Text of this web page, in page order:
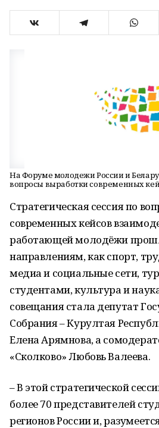
На Форуме молодежи России и
вопросы выработки современных
Стратегическая сессия по
современных кейсов
работающей молодёжи
направлениям, как спорт,
медиа и социальные сети,
студентами, культура и
совещания стала депутат
Собрания – Курултая
Елена Арямнова, а
«Сколково» Любовь Валеева.
– В этой стратегической
более 70 представителей
регионов России и,